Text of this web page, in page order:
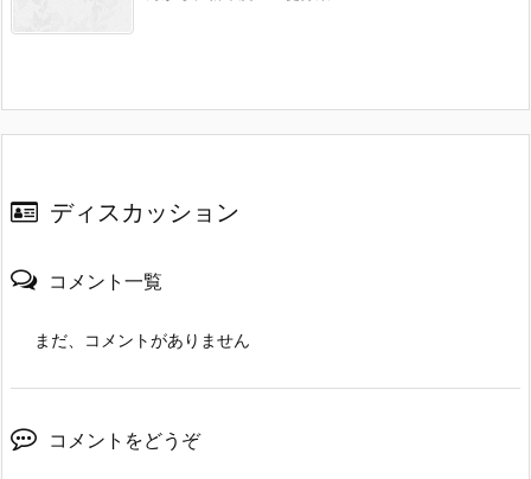
ディスカッション
コメント一覧
まだ、コメントがありません
コメントをどうぞ